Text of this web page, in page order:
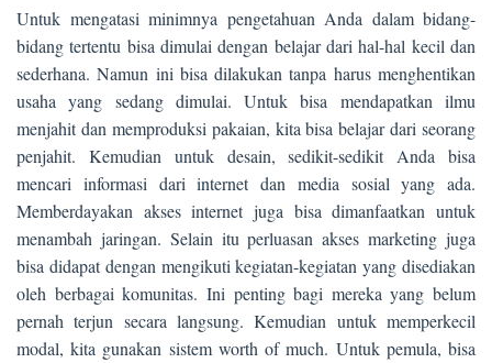
Untuk mengatasi minimnya pengetahuan Anda dalam bidang-
bidang tertentu bisa dimulai dengan belajar dari hal-hal kecil dan
sederhana. Namun ini bisa dilakukan tanpa harus menghentikan
usaha yang sedang dimulai. Untuk bisa mendapatkan ilmu
menjahit dan memproduksi pakaian, kita bisa belajar dari seorang
penjahit. Kemudian untuk desain, sedikit-sedikit Anda bisa
mencari informasi dari internet dan media sosial yang ada.
Memberdayakan akses internet juga bisa dimanfaatkan untuk
menambah jaringan. Selain itu perluasan akses marketing juga
bisa didapat dengan mengikuti kegiatan-kegiatan yang disediakan
oleh berbagai komunitas. Ini penting bagi mereka yang belum
pernah terjun secara langsung. Kemudian untuk memperkecil
modal, kita gunakan sistem worth of much. Untuk pemula, bisa